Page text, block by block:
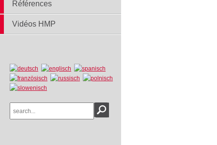
Références
Vidéos HMP